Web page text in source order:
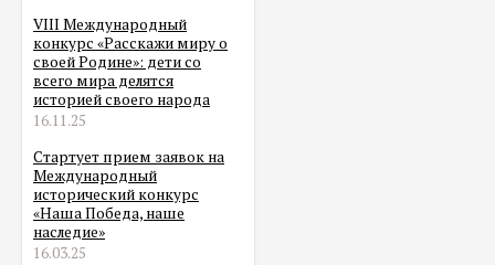
VIII Международный
конкурс «Расскажи миру о
своей Родине»: дети со
всего мира делятся
историей своего народа
16.11.25
Стартует прием заявок на
Международный
исторический конкурс
«Наша Победа, наше
наследие»
16.03.25